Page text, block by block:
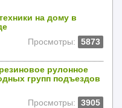
на дому в
Просмотры:
5873
рулонное
групп подъездов
Просмотры:
3905